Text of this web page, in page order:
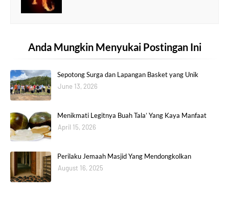
Anda Mungkin Menyukai Postingan Ini
Sepotong Surga dan Lapangan Basket yang Unik
June 13, 2026
Menikmati Legitnya Buah Tala’ Yang Kaya Manfaat
April 15, 2026
Perilaku Jemaah Masjid Yang Mendongkolkan
August 16, 2025